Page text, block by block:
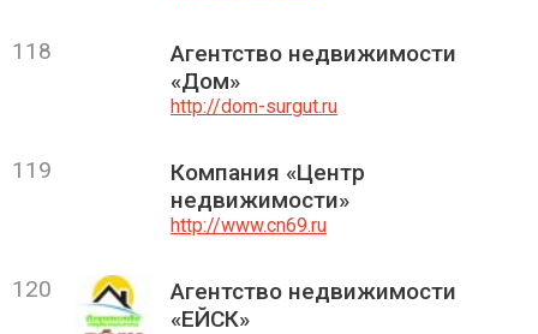
118
Агентство недвижимости
«Дом»
http://dom-surgut.ru
119
Компания «Центр
недвижимости»
http://www.cn69.ru
120
Агентство недвижимости
«ЕЙСК»